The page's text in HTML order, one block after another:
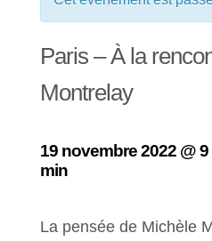
Paris – À la
Montrelay
19 novembre 2022 @
min
La pensée de Michèle